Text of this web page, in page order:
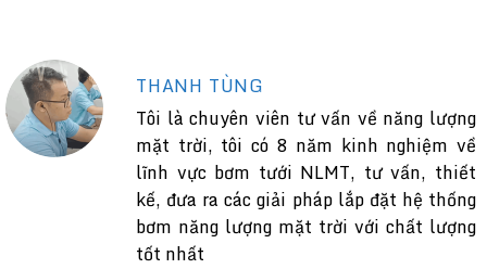
THANH TÙNG
Tôi là chuyên viên tư vấn về năng lượng
mặt trời, tôi có 8 năm kinh nghiệm về
lĩnh vực bơm tưới NLMT, tư vấn, thiết
kế, đưa ra các giải pháp lắp đặt hệ thống
bơm năng lượng mặt trời với chất lượng
tốt nhất